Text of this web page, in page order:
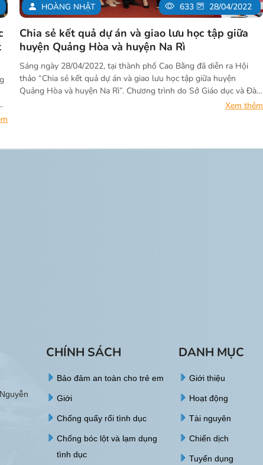
HOÀNG NHẬT 633 28/04/2022
Chia sẻ kết quả dự án và giao lưu học tập giữa
huyện Quảng Hòa và huyện Na Rì
Sáng ngày 28/04/2022, tại thành phố Cao Bằng đã diễn ra Hội
thảo “Chia sẻ kết quả dự án và giao lưu học tập giữa huyện
Quảng Hòa và huyện Na Rì”. Chương trình do Sở Giáo dục và Đào
tạo phối hợp với Sở Giáo dục và Đào tạo tỉnh Bắc Kạn, Tổ chức
Xem thêm
CHÍNH SÁCH
Bảo đảm an toàn cho trẻ em
Giới
Chống quấy rối tình dục
Chống bóc lột và lạm dụng
tình dục
DANH MỤC
Giới thiệu
Hoạt động
Tài nguyên
Chiến dịch
Tuyển dụng